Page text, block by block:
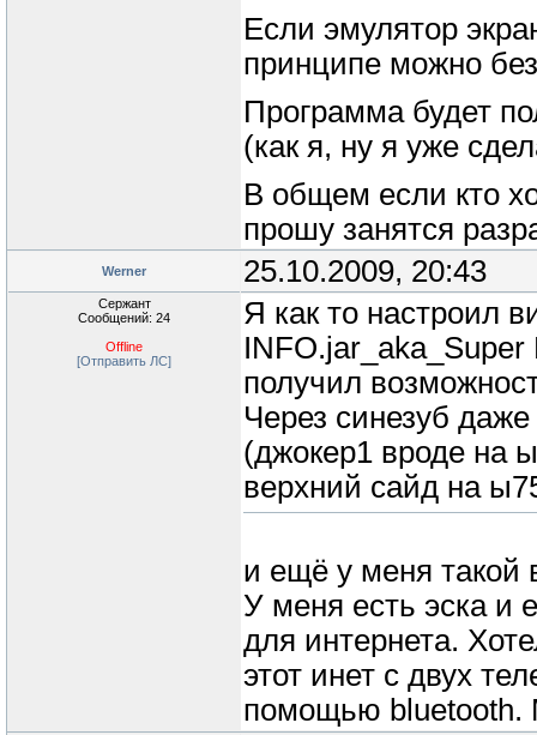
Если эмулятор
принципе можно
Программа будет
(как я, ну я уже
В общем если кто
прошу занятся
Werner 25.10.2009, 20:43
Сержант
Сообщений: 24
Offline
[Отправить ЛС]
Я как то настроил
получил
Через синезуб
(джокер1 вроде на
верхний сайд на
и ещё у меня такой
У меня есть эска и
для интернета.
этот инет с двух
помощью bluetooth.